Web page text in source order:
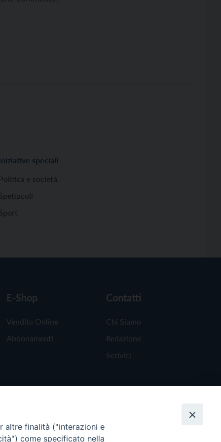
Iniziative speciali
Politica e società
E-Shop
Vendita Online
Abbonamenti
Contatti
Chi Siamo
Redazione
Scrivici
altre finalità ("interazioni e
come specificato nella